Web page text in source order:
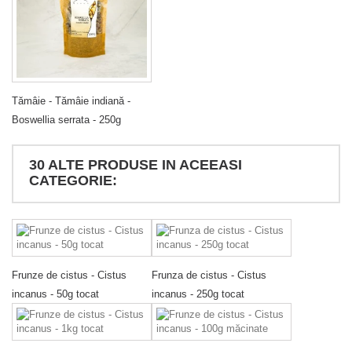
Tămâie - Tămâie indiană -
Boswellia serrata - 250g
30 ALTE PRODUSE IN ACEEASI
CATEGORIE:
Frunze de cistus - Cistus
incanus - 50g tocat
Frunza de cistus - Cistus
incanus - 250g tocat